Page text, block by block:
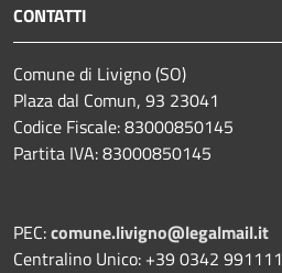
CONTATTI
Comune di Livigno (SO)
Plaza dal Comun, 93 23041
Codice Fiscale: 83000850145
Partita IVA: 83000850145
PEC:comune.livigno@legalmail.it
Centralino Unico: +39 0342 991111